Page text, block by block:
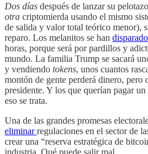
Dos días después de lanzar su
otra criptomierda usando el mismo
de salida y valor total teórico menor),
reparo. Los melanitos se han disparado
horas, porque será por pardillos y
mundo. La familia Trump se sacará
y vendiendo tokens, unos cuantos
montón de gente perderá dinero, pero
presidente. Y los que querían pagar
eso se trata.
Una de las grandes promesas
eliminarregulaciones en el sector de
crear una “reserva estratégica de
industria. Qué puede salir mal.